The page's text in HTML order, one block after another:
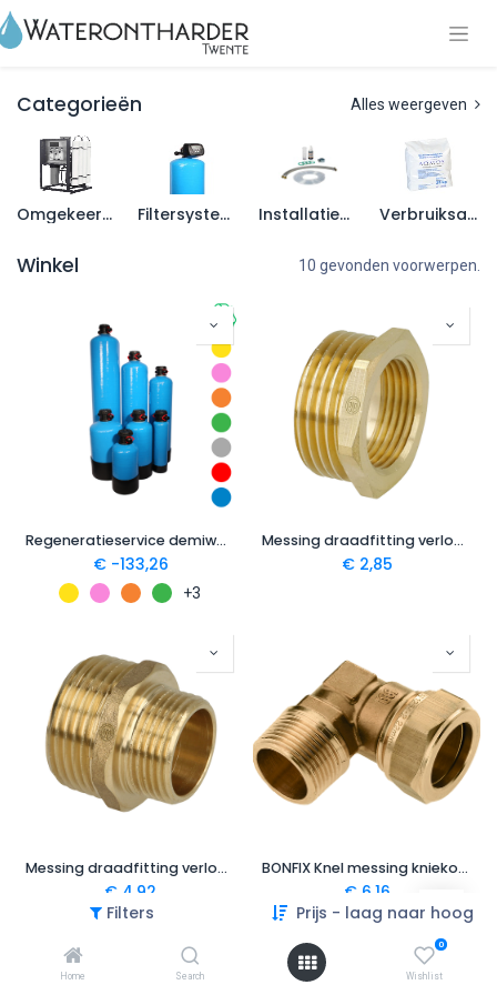
Filters Prijs - laag naar hoog
Home Search
0
Wishlist
Categorieën Alles weergeven
Omgekeerde osmose Filtersystemen Installatiematerialen Verbruiksartikelen
Winkel 10 gevonden voorwerpen.
Regeneratieservice demiwater patroon Nederland
€ - 133,26
+3
Messing draadfitting verloopring 1" x 3/4"
€ 2,85
Messing draadfitting verloopnippel 1" x 3/4"
€ 4,92
BONFIX Knel messing kniekoppeling 3/4" bu.dr. x 15 mm
€ 6,16